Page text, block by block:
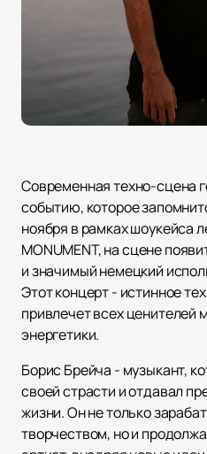
Современная техно-сцена
событию, которое
ноября в рамках шоукейса
MONUMENT, на сцене
и значимый немецкий
Этот концерт - истинное
привлечет всех ценителей
энергетики.
Борис Брейча - музыкант,
своей страсти и отдавал
жизни. Он не только
творчеством, но и